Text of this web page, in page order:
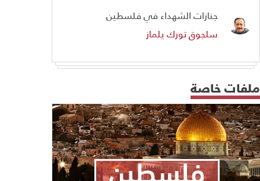
جنازات الشهداء في فلسطين
سلجوق تورك يلماز
ملفات خاصة